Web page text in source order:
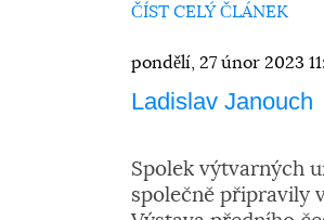
ČÍST CELÝ ČLÁNEK
pondělí, 27 únor 2023
Ladislav Janouch
Spolek výtvarných
společně připravily